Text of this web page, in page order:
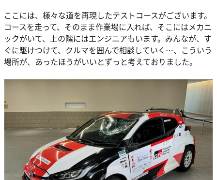
ここには、様々な道を再現したテストコースがございます。
コースを走って、そのまま作業場に入れば、そこにはメカニ
ックがいて、上の階にはエンジニアもいます。みんなが、す
ぐに駆けつけて、クルマを囲んで相談していく…、こういう
場所が、あったほうがいいとずっと考えておりました。